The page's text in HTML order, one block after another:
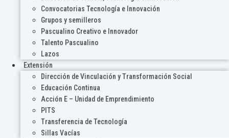
Convocatorias Tecnología e Innovación
Grupos y semilleros
Pascualino Creativo e Innovador
Talento Pascualino
Lazos
Extensión
Dirección de Vinculación y Transformación Social
Educación Continua
Acción E – Unidad de Emprendimiento
PITS
Transferencia de Tecnología
Sillas Vacías